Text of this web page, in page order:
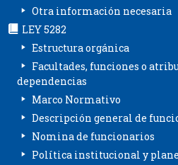
Otra información necesaria
LEY 5282
Estructura orgánica
Facultades, funciones o
dependencias
Marco Normativo
Descripción general de
Nomina de funcionarios
Política institucional y